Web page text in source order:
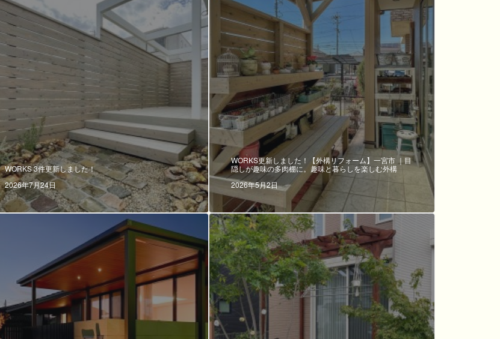
WORKS 3件更新しました！
2026年7月24日
WORKS更新しました！【外構リフォーム】一宮市 ｜目
隠しが趣味の多肉棚に。趣味と暮らしを楽しむ外構
2026年5月2日